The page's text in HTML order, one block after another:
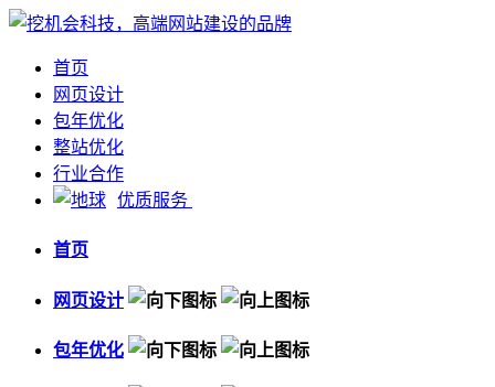
首页
网页设计
包年优化
整站优化
行业合作
优质服务
首页
网页设计
包年优化